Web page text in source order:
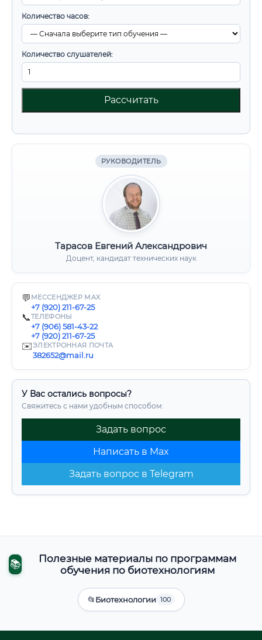
Количество часов:
Количество слушателей:
Рассчитать
РУКОВОДИТЕЛЬ
Тарасов Евгений Александрович
Доцент, кандидат технических наук
💬 МЕССЕНДЖЕР MAX
+7 (920) 211-67-25
📞ТЕЛЕФОНЫ
+7 (906) 581-43-22
+7 (920) 211-67-25
✉️ЭЛЕКТРОННАЯ ПОЧТА
382652@mail.ru
У Вас остались вопросы?
Свяжитесь с нами удобным способом:
Задать вопрос
Написать в Max
Задать вопрос в Telegram
📚
Полезные материалы по программам
обучения по биотехнологиям
📂Биотехнологии 100